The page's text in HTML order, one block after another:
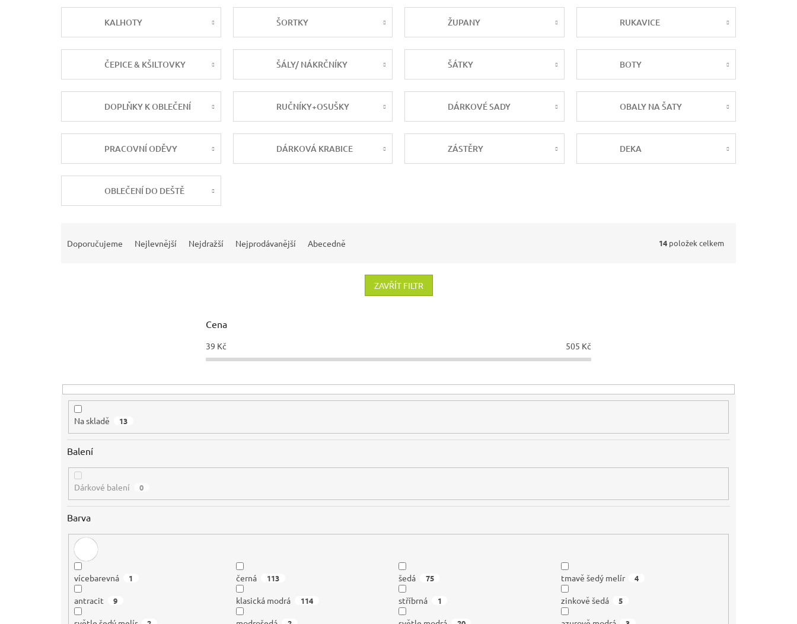
KALHOTY ŠORTKY ŽUPANY RUKAVICE
ČEPICE & KŠILTOVKY ŠÁLY/ NÁKRČNÍKY ŠÁTKY BOTY
DOPLŇKY K OBLEČENÍ RUČNÍKY+OSUŠKY DÁRKOVÉ SADY OBALY NA ŠATY
PRACOVNÍ ODĚVY DÁRKOVÁ KRABICE ZÁSTĚRY DEKA
OBLEČENÍ DO DEŠTĚ
t
ů
Doporučujeme Nejlevnější Nejdražší Nejprodávanější Abecedně 14 položek celkem
ZAVŘÍT FILTR
Cena
39 Kč 505 Kč
Na skladě 13
Balení
Dárkové balení 0
Barva
vícebarevná 1 černá 113 šedá 75 tmavě šedý melír 4
antracit 9 klasická modrá 114 stříbrná 1 zinkově šedá 5